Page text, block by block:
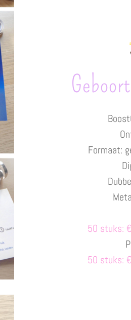
Formaat:
50 stuks:
50 stuks: